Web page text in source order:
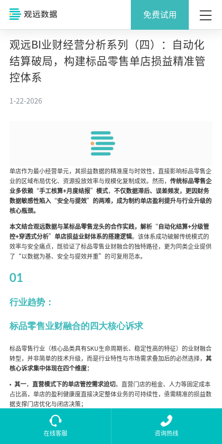
免费试用
观远BI业财经营分析系列（四）：自动化
结算破局，构建标品零售单店损益精准管
控体系
1-22-2026
单店作为最小经营单元，其损益数据的精准度与时效性，直接影响标品零售企
业的区域布局优化、资源投放效率与规模化复制成效。然而，传统标品零售企
业多依赖 “手工核算+月度结报”模式，不仅数据滞后、误差频发，更因财务
数据敏感性陷入 “安全与提效” 的两难，成为制约单店盈利提升与行业升级的
核心瓶颈。
本文结合观远数据与某标品零售龙头的合作实践，解析 “自动化结算+分级管
控+穿透式分析”单店损益业财体系的搭建逻辑。该体系成功破解传统模式的
效率与安全痛点，既验证了标品零售业财融合的独特路径，更为同类企业提供
了“以数据为基、安全与提效并重”的可复用范本。
01
行业趋势：
标品零售业财融合的四大核心诉求
标品零售行业（核心品类具有SKU生命周期长、稳定性高的特征）的业财融合
转型，并非简单的技术升级，而是行业特性与市场需求叠加后的必然选择，其
核心诉求集中体现在四个维度：
•其一， 直营模式下的单店管控需求迫切。直营门店的租金、人力等固定成本
占比高，单店的盈利健康度直接决定整体业务的可持续性，亟需精准的损益数
据支撑门店优化与闭店决策；
标品特性为精细化核算提供基础
。核心品类SKU稳定性强（部分爆款
可连续销售3个季度），分摊规则清晰，能够通过标准化模型实现成本与收益
在线客服 咨询热线